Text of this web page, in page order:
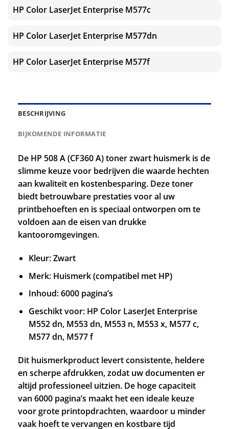
HP Color LaserJet Enterprise M577c
HP Color LaserJet Enterprise M577dn
HP Color LaserJet Enterprise M577f
BESCHRIJVING
BIJKOMENDE INFORMATIE
De HP 508 A (CF360 A) toner zwart huismerk is de
slimme keuze voor bedrijven die waarde hechten
aan kwaliteit en kostenbesparing. Deze toner
biedt betrouwbare prestaties voor al uw
printbehoeften en is speciaal ontworpen om te
voldoen aan de eisen van drukke
kantooromgevingen.
Kleur: Zwart
Merk: Huismerk (compatibel met HP)
Inhoud: 6000 pagina’s
Geschikt voor: HP Color LaserJet Enterprise
M552 dn, M553 dn, M553 n, M553 x, M577 c,
M577 dn, M577 f
Dit huismerkproduct levert consistente, heldere
en scherpe afdrukken, zodat uw documenten er
altijd professioneel uitzien. De hoge capaciteit
van 6000 pagina’s maakt het een ideale keuze
voor grote printopdrachten, waardoor u minder
vaak hoeft te vervangen en kostbare tijd